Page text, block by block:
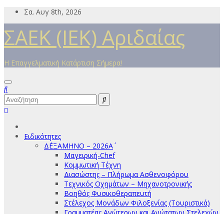
Μετάβαση
περιεχόμενο
Σα. Αυγ 8th, 2026
ΣΑΕΚ (ΙΕΚ) Αριδαίας
Η Επαγγελματική Κατάρτιση Σήμερα!
Ειδικότητες
Δ΄ΕΞΑΜΗΝΟ – 2026Α΄
Μαγειρική-Chef
Κομμωτική Τέχνη
Διασώστης – Πλήρωμα Ασθενοφόρου
Τεχνικός Οχημάτων – Μηχανοτρονικής
Βοηθός Φυσικοθεραπευτή
Στέλεχος Μονάδων Φιλοξενίας (Τουριστικά)